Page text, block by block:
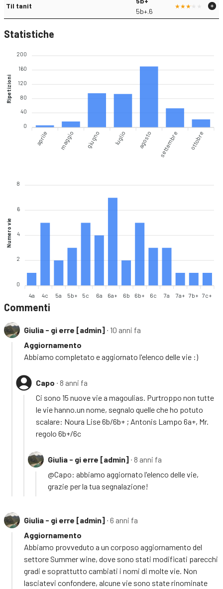
Til tanit
5b+.6
Statistiche
200
160
120
80
40
0
Ripetizioni
aprile maggio giugno luglio agosto settembre ottobre
8
6
4
2
0
Numero vie
4a 4c 5a 5b+ 5c 6a 6a+ 6b 6b+ 6c 7a 7a+ 7b+ 7c+
Commenti
Giulia - gi erre [admin] ∙ 10 anni fa
Aggiornamento
Abbiamo completato e aggiornato l'elenco delle vie :)
Capo ∙ 8 anni fa
Ci sono 15 nuove vie a magoulias. Purtroppo non tutte
le vie hanno.un nome, segnalo quelle che ho potuto
scalare: Noura Lise 6b/6b+ ; Antonis Lampo 6a+, Mr.
regolo 6b+/6c
Giulia - gi erre [admin] ∙ 8 anni fa
@Capo: abbiamo aggiornato l'elenco delle vie,
grazie per la tua segnalazione!
Giulia - gi erre [admin] ∙ 6 anni fa
Aggiornamento
Abbiamo provveduto a un corposo aggiornamento del
settore Summer wine, dove sono stati modificati parecchi
gradi e soprattutto cambiati i nomi di molte vie. Non
lasciatevi confondere, alcune vie sono state rinominate